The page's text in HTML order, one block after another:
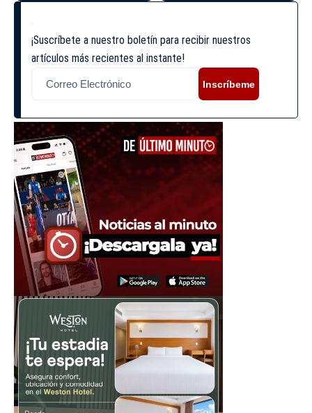
¡Suscríbete a nuestro boletín para recibir nuestros
artículos más recientes al instante!
Inscríbeme